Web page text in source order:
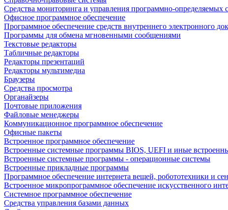
Средства мониторинга и управления программно-определяемых
Офисное программное обеспечение
Программное обеспечение средств внутреннего электронного
Программы для обмена мгновенными сообщениями
Текстовые редакторы
Табличные редакторы
Редакторы презентаций
Редакторы мультимедиа
Браузеры
Средства просмотра
Органайзеры
Почтовые приложения
Файловые менеджеры
Коммуникационное программное обеспечение
Офисные пакеты
Встроенное программное обеспечение
Встроенные системные программы BIOS, UEFI и иные
Встроенные системные программы - операционные системы
Встроенные прикладные программы
Программное обеспечение интернета вещей, робототехники и
Встроенное микропрограммное обеспечение искусственного
Системное программное обеспечение
Средства управления базами данных